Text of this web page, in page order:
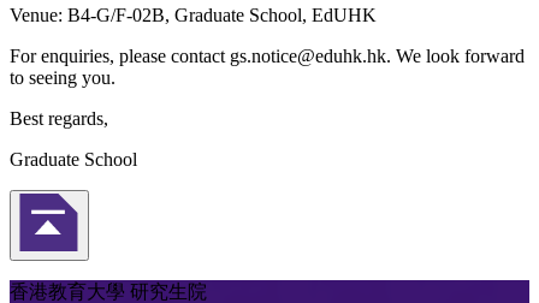
Venue: B4-G/F-02B, Graduate School, EdUHK
For enquiries, please contact gs.notice@eduhk.hk. We look forward
to seeing you.
Best regards,
Graduate School
返回頁首
香港教育大學 研究生院